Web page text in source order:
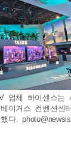
업체 하이센스는
이거스 컨벤션센
했다.